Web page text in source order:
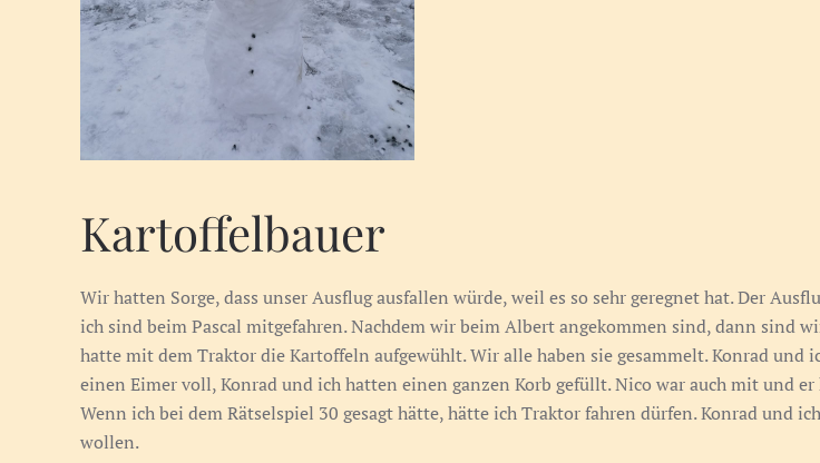
Kartoffelbauer
Wir hatten Sorge, dass unser Ausflug ausfallen würde, weil es so sehr geregnet hat. Der
ich sind beim Pascal mitgefahren. Nachdem wir beim Albert angekommen sind, dann sind
hatte mit dem Traktor die Kartoffeln aufgewühlt. Wir alle haben sie gesammelt. Konrad
einen Eimer voll, Konrad und ich hatten einen ganzen Korb gefüllt. Nico war auch mit und
Wenn ich bei dem Rätselspiel 30 gesagt hätte, hätte ich Traktor fahren dürfen. Konrad und
wollen.